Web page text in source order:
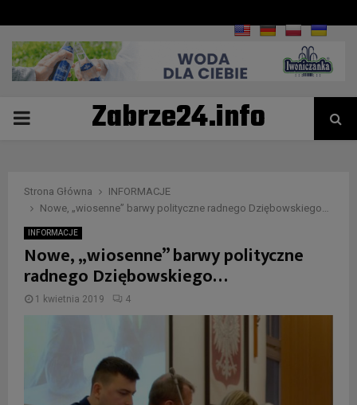
PRIMARYZabrze24.info
Strona Główna
INFORMACJE
Nowe, „wiosenne” barwy polityczne radnego Dziębowskiego…
INFORMACJE
Nowe, „wiosenne” barwy polityczne
radnego Dziębowskiego…
1 kwietnia 2019 4